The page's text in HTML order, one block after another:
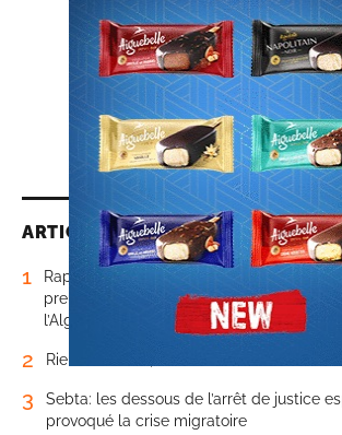
ARTICLES LES PLUS LUS
1
Rapport. La main du «Système» sur
preuves qui démontrent un assaut
l’Algérie
2 Rien sur Ceuta, cette fois-ci
3
Sebta: les dessous de l’arrêt de justice
provoqué la crise migratoire